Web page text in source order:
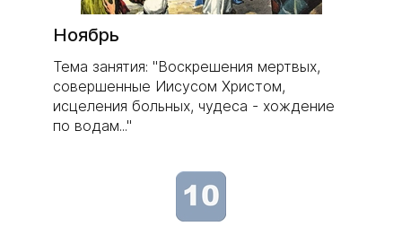
Ноябрь
Тема занятия: "Воскрешения мертвых,
совершенные Иисусом Христом,
исцеления больных, чудеса - хождение
по водам..."